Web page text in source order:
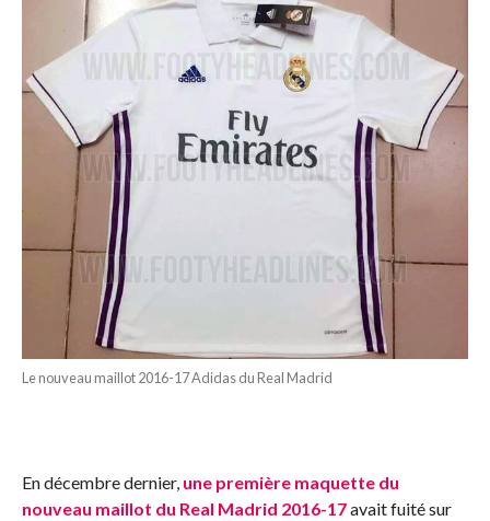
Le nouveau maillot 2016-17 Adidas du Real Madrid
En décembre dernier, une première maquette du
nouveau maillot du Real Madrid 2016-17avait fuité sur